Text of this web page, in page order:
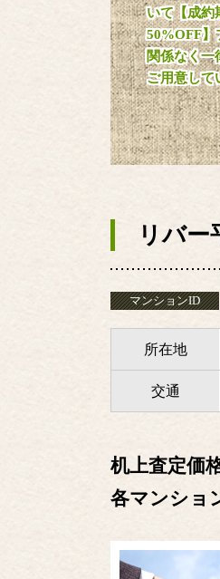
いて【成約
50%OFF】
関係なく一
ご用意して
リバー
マンションID
所在地
交通
机上査定価
各マンショ